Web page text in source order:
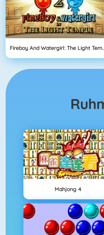
Fireboy And
Mahjong 4